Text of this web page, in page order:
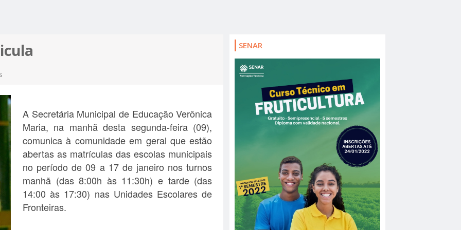
A Secretária Municipal de Educação Verônica
Maria, na manhã desta segunda-feira (09),
comunica à comunidade em geral que estão
abertas as matrículas das escolas municipais
no período de 09 a 17 de janeiro nos turnos
manhã (das 8:00h às 11:30h) e tarde (das
14:00 às 17:30) nas Unidades Escolares de
Fronteiras.
SENAR